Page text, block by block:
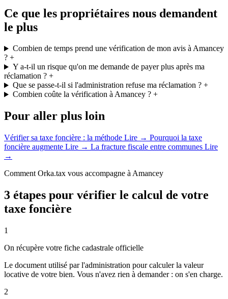
Ce que les propriétaires nous demandent
le plus
Combien de temps prend une vérification de mon avis à Amancey
? +
Y a-t-il un risque qu'on me demande de payer plus après ma
réclamation ? +
Que se passe-t-il si l'administration refuse ma réclamation ?+
Combien coûte la vérification à Amancey ?+
Pour aller plus loin
Vérifier sa taxe foncière : la méthode Lire → Pourquoi la taxe
foncière augmente Lire → La fracture fiscale entre communes Lire
→
Comment Orka.tax vous accompagne à Amancey
3 étapes pour vérifier le calcul de votre
taxe foncière
1
On récupère votre fiche cadastrale officielle
Le document utilisé par l'administration pour calculer la valeur
locative de votre bien. Vous n'avez rien à demander : on s'en charge.
2